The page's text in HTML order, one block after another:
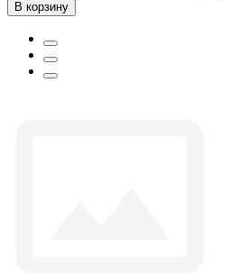
В корзину